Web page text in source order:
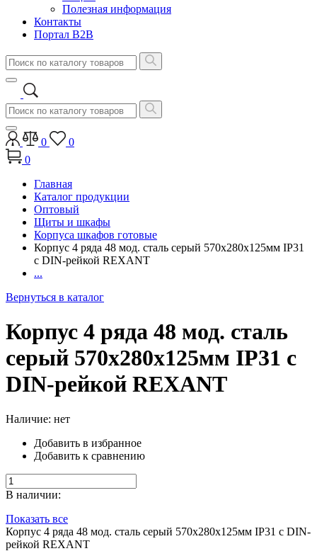
Полезная информация
Контакты
Портал B2B
0
0
0
Главная
Каталог продукции
Оптовый
Щиты и шкафы
Корпуса шкафов готовые
Корпус 4 ряда 48 мод. сталь серый 570x280x125мм IP31
c DIN-рейкой REXANT
...
Вернуться в каталог
Корпус 4 ряда 48 мод. сталь
серый 570x280x125мм IP31 c
DIN-рейкой REXANT
Наличие: нет
Добавить в избранное
Добавить к сравнению
В наличии:
Показать все
Корпус 4 ряда 48 мод. сталь серый 570x280x125мм IP31 c DIN-
рейкой REXANT